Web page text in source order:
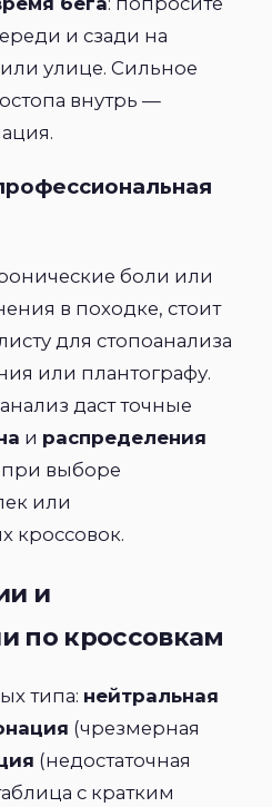
и сзади на
улице. Сильное
внутрь —
боли или
в походке, стоит
для стопоанализа
или плантографу.
даст точные
и распределения
при выборе
или
кроссовок.
и
по кроссовкам
типа: нейтральная
(чрезмерная
(недостаточная
с кратким